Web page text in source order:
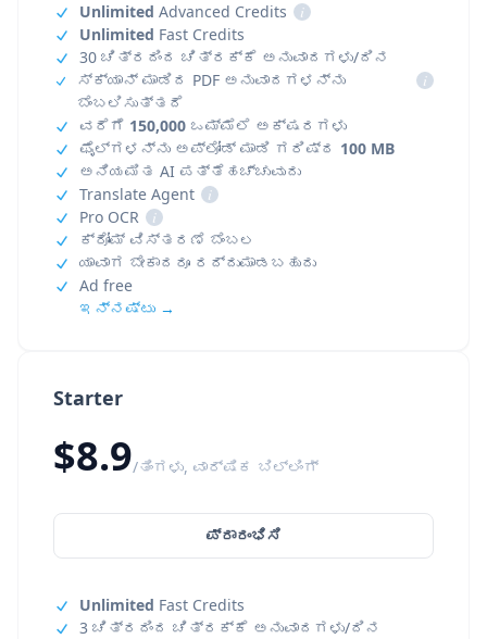
Starter
$8.9/ತಿಂಗಳು, ವಾರ್ಷಿಕ ಬಿಲ್ಲಿಂಗ್
ಪ್ರಾರಂಭಿಸಿ
Unlimited Fast Credits
3 ಚಿತ್ರದಿಂದ ಚಿತ್ರಕ್ಕೆ ಅನುವಾದಗಳು/ದಿನ
Unlimited Advanced Credits
i
Unlimited Fast Credits
30 ಚಿತ್ರದಿಂದ ಚಿತ್ರಕ್ಕೆ ಅನುವಾದಗಳು/ದಿನ
ಸ್ಕ್ಯಾನ್ ಮಾಡಿದ PDF ಅನುವಾದಗಳನ್ನು
ಬೆಂಬಲಿಸುತ್ತದೆ
i
ವರೆಗೆ 150,000 ಒಮ್ಮೆಲೆ ಅಕ್ಷರಗಳು
ಫೈಲ್‌ಗಳನ್ನು ಅಪ್‌ಲೋಡ್ ಮಾಡಿ ಗರಿಷ್ಠ 100 MB
ಅನಿಯಮಿತ AI ಪತ್ತೆಹಚ್ಚುವುದು
Translate Agent
i
Pro OCR
i
ಕ್ರೋಮ್ ವಿಸ್ತರಣೆ ಬೆಂಬಲ
ಯಾವಾಗ ಬೇಕಾದರೂ ರದ್ದುಮಾಡಬಹುದು
Ad free
ಇನ್ನಷ್ಟು →